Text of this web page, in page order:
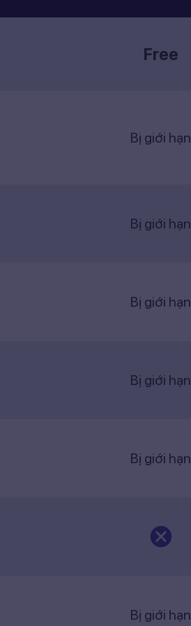
Free
Bị giới hạn
Bị giới hạn
Bị giới hạn
Bị giới hạn
Bị giới hạn
Bị giới hạn